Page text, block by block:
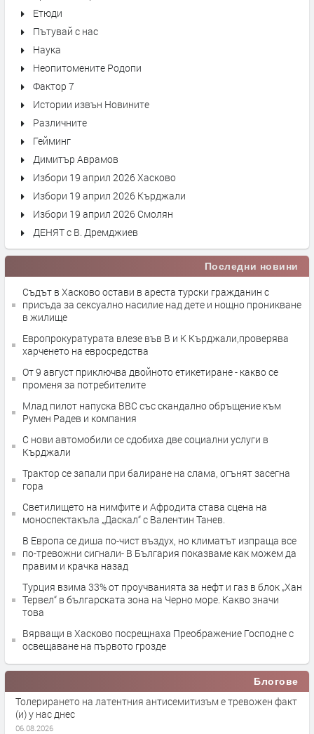
Етюди
Пътувай с нас
Наука
Неопитомените Родопи
Фактор 7
Истории извън Новините
Различните
Гейминг
Димитър Аврамов
Избори 19 април 2026 Хасково
Избори 19 април 2026 Кърджали
Избори 19 април 2026 Смолян
ДЕНЯТ с В. Дремджиев
Последни новини
Съдът в Хасково остави в ареста турски гражданин с
присъда за сексуално насилие над дете и нощно проникване
в жилище
Европрокуратурата влезе във В и К Кърджали,проверява
харченето на евросредства
От 9 август приключва двойното етикетиране - какво се
променя за потребителите
Млад пилот напуска ВВС със скандално обръщение към
Румен Радев и компания
С нови автомобили се сдобиха две социални услуги в
Кърджали
Трактор се запали при балиране на слама, огънят засегна
гора
Светилището на нимфите и Афродита става сцена на
моноспектакъла „Даскал“ с Валентин Танев.
В Европа се диша по-чист въздух, но климатът изпраща все
по-тревожни сигнали- В България показваме как можем да
правим и крачка назад
Турция взима 33% от проучванията за нефт и газ в блок „Хан
Тервел“ в българската зона на Черно море. Какво значи
това
Вярващи в Хасково посрещнаха Преображение Господне с
освещаване на първото грозде
Блогове
Толерирането на латентния антисемитизъм е тревожен факт
(и) у нас днес
06.08.2026